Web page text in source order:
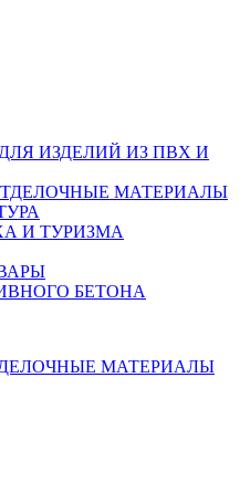
ИЗДЕЛИЙ ИЗ ПВХ И
МАТЕРИАЛЫ
И ТУРИЗМА
БЕТОНА
МАТЕРИАЛЫ